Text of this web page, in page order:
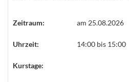
Zeitraum: am 25.08.2026
Uhrzeit: 14:00 bis 15:00
Kurstage: